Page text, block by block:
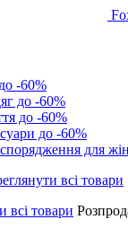
-60%
до -60%
до -60%
до -60%
для
всі товари